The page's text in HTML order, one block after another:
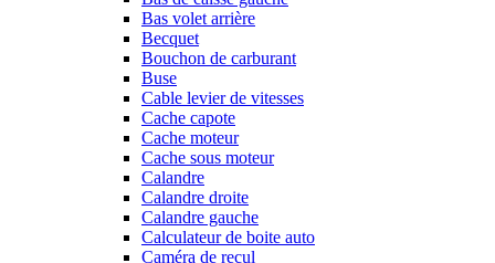
Bas volet arrière
Becquet
Bouchon de carburant
Buse
Cable levier de vitesses
Cache capote
Cache moteur
Cache sous moteur
Calandre
Calandre droite
Calandre gauche
Calculateur de boite auto
Caméra de recul